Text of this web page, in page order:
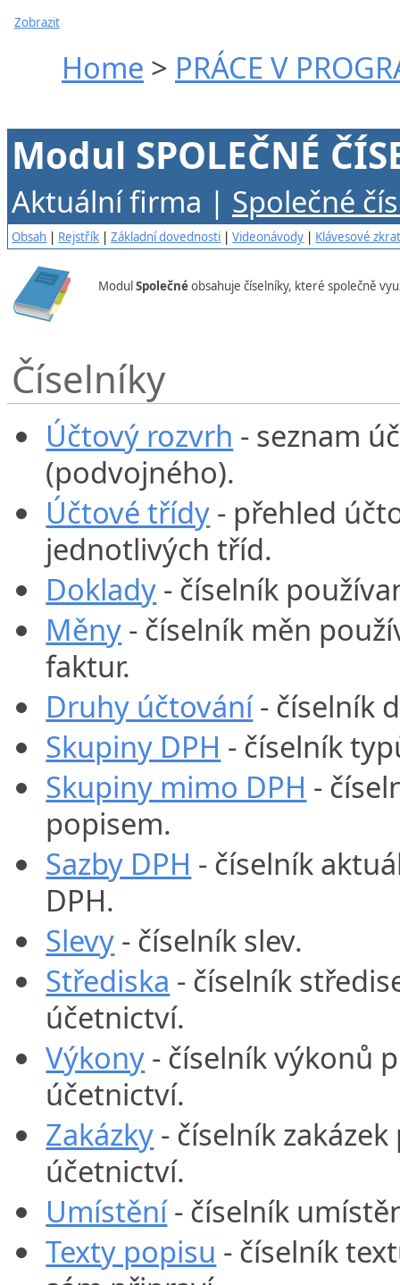
Zobrazit
Home > PRÁCE V
Modul SPOLEČNÉ
Aktuální firma | Společné
Obsah | Rejstřík |Základní dovednosti |Videonávody | Klávesové
ModulSpolečnéobsahuje číselníky, které společně
Číselníky
Účtový rozvrh - seznam
(podvojného).
Účtové třídy - přehled
jednotlivých tříd.
Doklady - číselník
Měny - číselník měn
faktur.
Druhy účtování- číselník
Skupiny DPH - číselník
Skupiny mimo DPH -
popisem.
Sazby DPH - číselník
DPH.
Slevy - číselník slev.
Střediska - číselník
účetnictví.
Výkony - číselník výkonů
účetnictví.
Zakázky - číselník
účetnictví.
Umístění- číselník
Texty popisu - číselník